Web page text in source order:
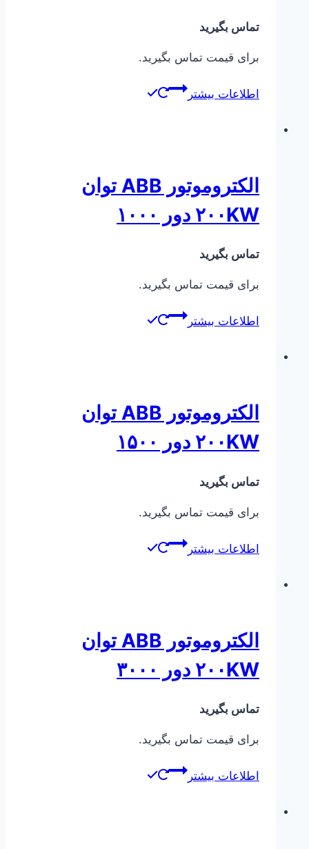
تماس بگیرید
برای قیمت تماس بگیرید.
اطلاعات بیشتر
الکتروموتور ABB توان
۲۰۰KW دور ۱۰۰۰
تماس بگیرید
برای قیمت تماس بگیرید.
اطلاعات بیشتر
الکتروموتور ABB توان
۲۰۰KW دور ۱۵۰۰
تماس بگیرید
برای قیمت تماس بگیرید.
اطلاعات بیشتر
الکتروموتور ABB توان
۲۰۰KW دور ۳۰۰۰
تماس بگیرید
برای قیمت تماس بگیرید.
اطلاعات بیشتر